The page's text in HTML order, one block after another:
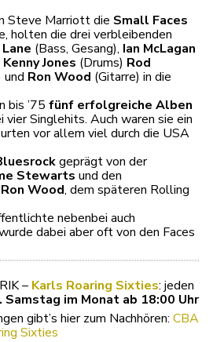
Steve Marriott die Small Faces
holten die drei verbleibenden
(Bass, Gesang), Ian McLagan
Kenny Jones (Drums) Rod
und Ron Wood (Gitarre) in die
bis ’75 fünf erfolgreiche Alben
Singlehits. Auch waren sie ein
vor allem viel durch die USA
geprägt von der
Stewarts und den
Wood, dem späteren Rolling
nebenbei auch
dabei aber oft von den Faces
– Karls Roaring Sixties: jeden
Samstag im Monat ab 18:00 Uhr
gibt’s hier zum Nachhören: CBA
Sixties